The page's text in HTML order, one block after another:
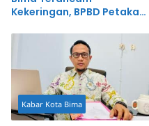
Kekeringan, BPBD Petakan
Kabar Kota Bima